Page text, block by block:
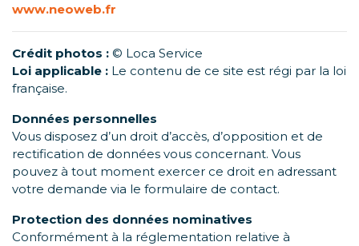
www.neoweb.fr
Crédit photos : © Loca Service
Loi applicable : Le contenu de ce site est régi par la loi
française.
Données personnelles
Vous disposez d’un droit d’accès, d’opposition et de
rectification de données vous concernant. Vous
pouvez à tout moment exercer ce droit en adressant
votre demande via le formulaire de contact.
Protection des données nominatives
Conformément à la réglementation relative à